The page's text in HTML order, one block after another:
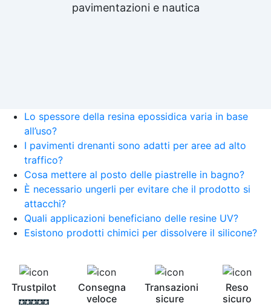
pavimentazioni e nautica
Lo spessore della resina epossidica varia in base
all’uso?
I pavimenti drenanti sono adatti per aree ad alto
traffico?
Cosa mettere al posto delle piastrelle in bagno?
È necessario ungerli per evitare che il prodotto si
attacchi?
Quali applicazioni beneficiano delle resine UV?
Esistono prodotti chimici per dissolvere il silicone?
Trustpilot
Consegna
veloce
Transazioni
sicure
Reso
sicuro